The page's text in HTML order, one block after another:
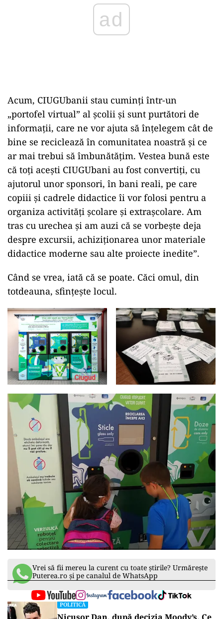
Acum, CIUGUbanii stau cuminți într-un
„portofel virtual” al școlii și sunt purtători de
informații, care ne vor ajuta să înțelegem cât de
bine se reciclează în comunitatea noastră și ce
ar mai trebui să îmbunătățim. Vestea bună este
că toți acești CIUGUbani au fost convertiți, cu
ajutorul unor sponsori, în bani reali, pe care
copiii și cadrele didactice îi vor folosi pentru a
organiza activități școlare și extrașcolare. Am
tras cu urechea și am auzi că se vorbește deja
despre excursii, achiziționarea unor materiale
didactice moderne sau alte proiecte inedite”.
Când se vrea, iată că se poate. Căci omul, din
totdeauna, sfințește locul.
Vrei să fii mereu la curent cu toate știrile? Urmărește
Puterea.ro și pe canalul de WhatsApp
POLITICĂ
Nicușor Dan, după decizia Moody’s. Ce